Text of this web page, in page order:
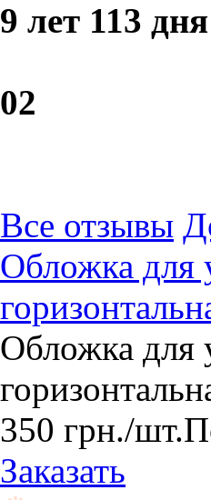
9 лет 113 дня
02
Все отзывы
Обложка для
Обложка для
350 грн./шт.
Заказать